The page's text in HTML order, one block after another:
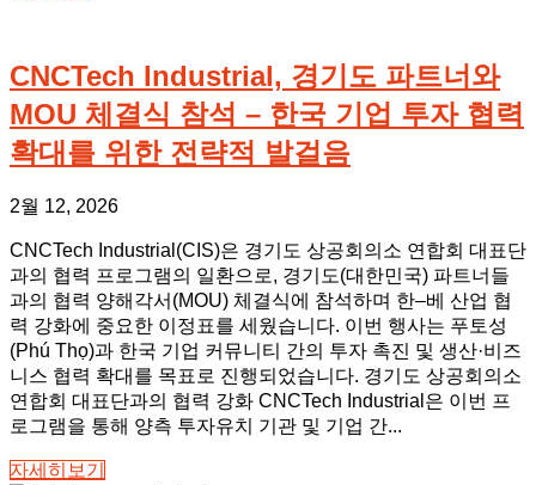
CNCTech Industrial, 경기도 파트너와
MOU 체결식 참석 – 한국 기업 투자 협력
확대를 위한 전략적 발걸음
2월 12, 2026
CNCTech Industrial(CIS)은 경기도 상공회의소 연합회 대표단
과의 협력 프로그램의 일환으로, 경기도(대한민국) 파트너들
과의 협력 양해각서(MOU) 체결식에 참석하며 한–베 산업 협
력 강화에 중요한 이정표를 세웠습니다. 이번 행사는 푸토성
(Phú Thọ)과 한국 기업 커뮤니티 간의 투자 촉진 및 생산·비즈
니스 협력 확대를 목표로 진행되었습니다. 경기도 상공회의소
연합회 대표단과의 협력 강화 CNCTech Industrial은 이번 프
로그램을 통해 양측 투자유치 기관 및 기업 간...
자세히보기